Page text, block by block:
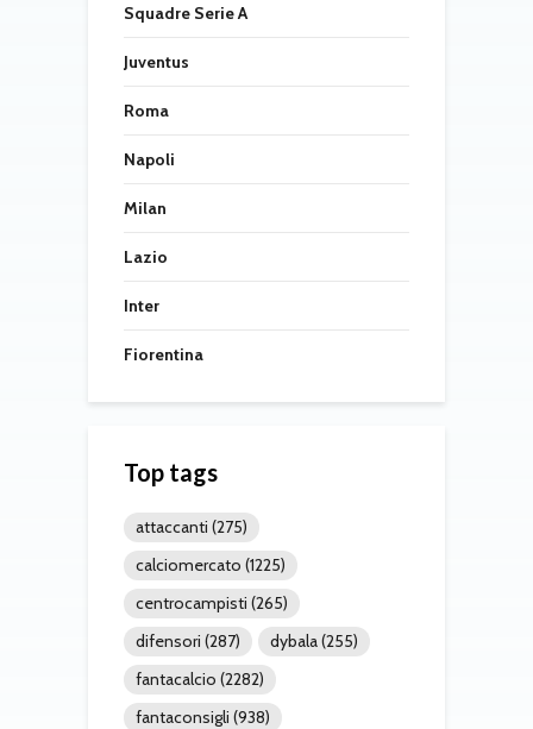
Squadre Serie A
Juventus
Roma
Napoli
Milan
Lazio
Inter
Fiorentina
Top tags
attaccanti (275)
calciomercato (1225)
centrocampisti (265)
difensori (287) dybala(255)
fantacalcio (2282)
fantaconsigli (938)